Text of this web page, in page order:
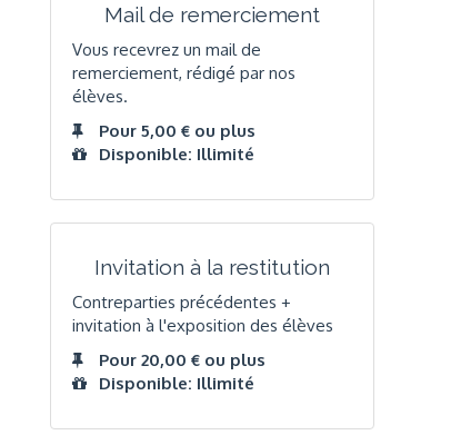
Mail de remerciement
Vous recevrez un mail de
remerciement, rédigé par nos
élèves.
Pour 5,00 € ou plus
Disponible: Illimité
Invitation à la restitution
Contreparties précédentes +
invitation à l'exposition des élèves
Pour 20,00 € ou plus
Disponible: Illimité